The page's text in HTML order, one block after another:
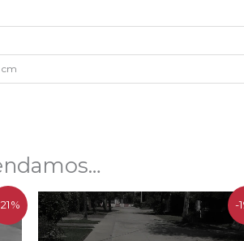
-
El
precio
original
El
precio
actual